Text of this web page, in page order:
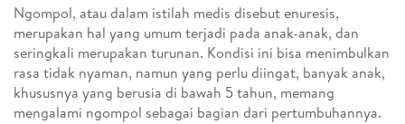
Ngompol, atau dalam istilah medis disebut enuresis,
merupakan hal yang umum terjadi pada anak-anak, dan
seringkali merupakan turunan. Kondisi ini bisa menimbulkan
rasa tidak nyaman, namun yang perlu diingat, banyak anak,
khususnya yang berusia di bawah 5 tahun, memang
mengalami ngompol sebagai bagian dari pertumbuhannya.